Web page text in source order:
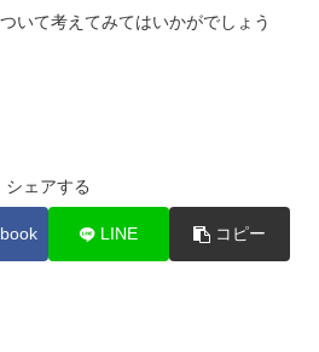
いて考えてみてはいかがでしょう
シェアする
LINE コピー